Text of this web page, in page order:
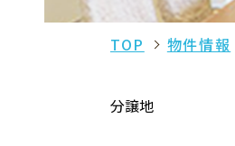
TOP 物件情報
分譲地